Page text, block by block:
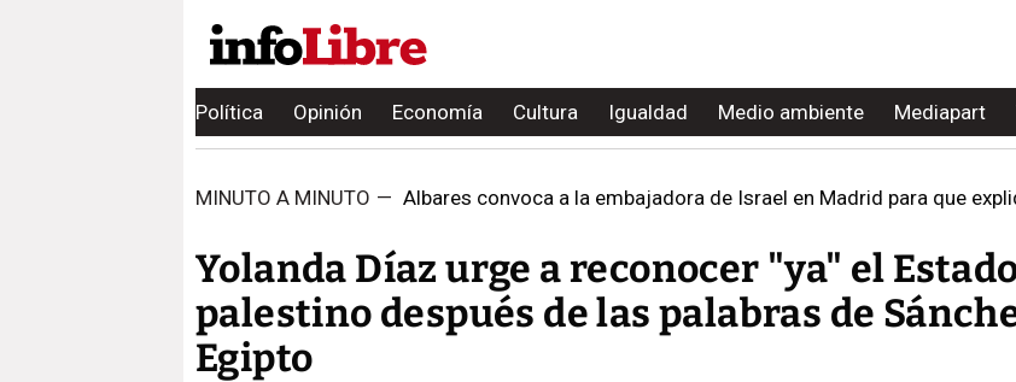
Política Opinión Economía Cultura Igualdad Medio ambiente Mediapart
MINUTO A MINUTO — Albares convoca a la embajadora de Israel en Madrid para que
Yolanda Díaz urge a reconocer "ya" el
palestino después de las palabras de
Egipto